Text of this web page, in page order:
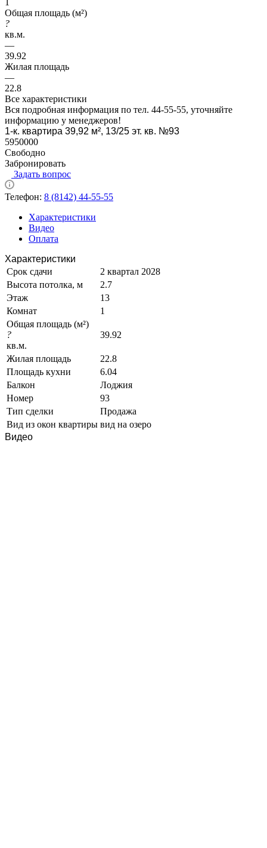
Общая площадь (м²)
?
кв.м.
—
39.92
Жилая площадь
—
22.8
Все характеристики
Вся подробная информация по тел. 44-55-55, уточняйте
информацию у менеджеров!
1-к. квартира 39,92 м², 13/25 эт. кв. №93
5950000
Свободно
Забронировать
Задать вопрос
Телефон: 8 (8142) 44-55-55
Характеристики
Видео
Оплата
Характеристики
Срок сдачи
2 квартал 2028
Высота потолка, м
2.7
Этаж
13
Комнат
1
Общая площадь (м²)
?
кв.м.
39.92
Жилая площадь
22.8
Площадь кухни
6.04
Балкон
Лоджия
Номер
93
Тип сделки
Продажа
Вид из окон квартиры вид на озеро
Видео